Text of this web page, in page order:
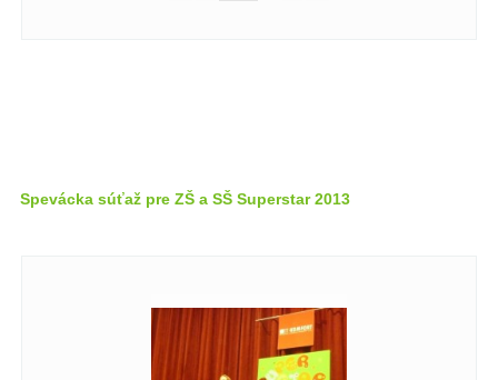
Spevácka súťaž pre ZŠ a SŠ Superstar 2013